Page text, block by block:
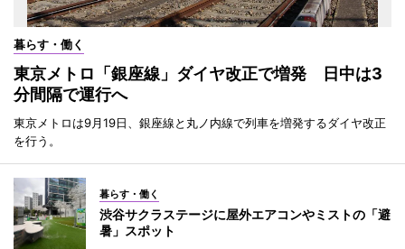
暮らす・働く
東京メトロ「銀座線」ダイヤ改正で増発 日中は3
分間隔で運行へ
東京メトロは9月19日、銀座線と丸ノ内線で列車を増発するダイヤ改正
を行う。
暮らす・働く
渋谷サクラステージに屋外エアコンやミストの「避
暑」スポット